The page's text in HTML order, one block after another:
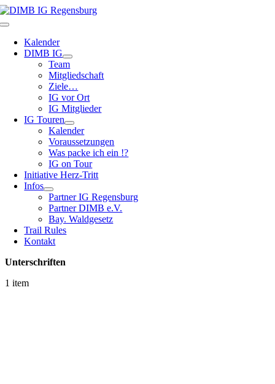
Zum
Inhalt
Toggle
NavigationKalender
DIMB IG
Team
Mitgliedschaft
Ziele…
IG vor Ort
IG Mitglieder
IG Touren
Kalender
Voraussetzungen
Was packe ich ein !?
IG on Tour
Initiative Herz-Tritt
Infos
Partner IG Regensburg
Partner DIMB e.V.
Bay. Waldgesetz
Trail Rules
Kontakt
Unterschriften
1 item